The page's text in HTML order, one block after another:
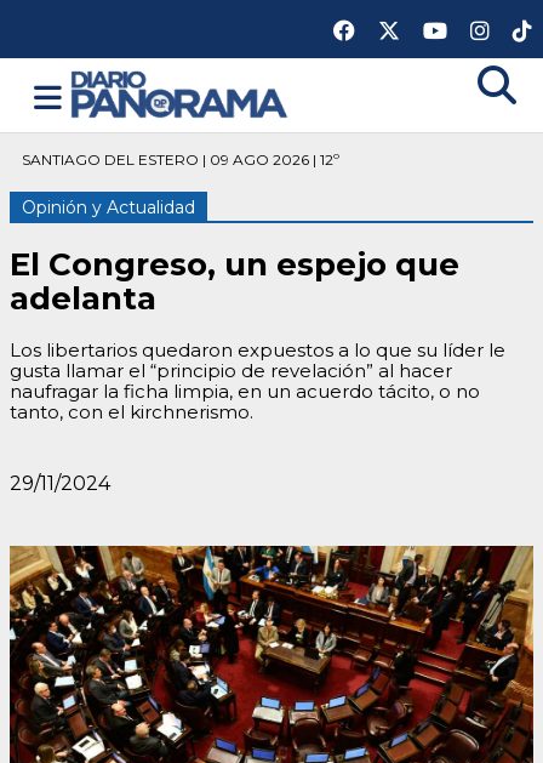
SANTIAGO DEL ESTERO | 09 AGO 2026 | 12º
Opinión y Actualidad
El Congreso, un espejo que
adelanta
Los libertarios quedaron expuestos a lo que su líder le
gusta llamar el “principio de revelación” al hacer
naufragar la ficha limpia, en un acuerdo tácito, o no
tanto, con el kirchnerismo.
29/11/2024